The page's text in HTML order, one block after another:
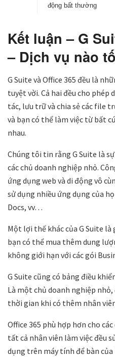
động bất thường
Kết luận – G
– Dịch vụ nào
G Suite và Office 365 đều là
tuyệt vời. Cả hai đều cho phép
tác, lưu trữ và chia sẻ các file
và bạn có thể làm việc từ bất
nhau.
Chúng tôi tin rằng G Suite là
các chủ doanh nghiệp nhỏ.
ứng dụng web và di động vô
sử dụng nhiều ứng dụng của
Docs, vv…
Một lợi thế khác của G Suite là
bạn có thể mua thêm dung
không giới hạn với các gói
G Suite cũng có bảng điều
Là một chủ doanh nghiệp
thời gian khi có thêm nhân
Office 365 phù hợp hơn cho
tất cả nhân viên làm việc đều
dụng trên máy tính để bàn